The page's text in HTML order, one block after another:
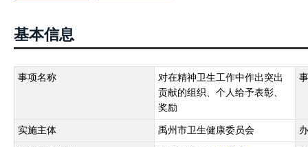
基本信息
事项名称
对在精神卫生工作中作出突出
贡献的组织、个人给予表彰、
奖励
实施主体 禹州市卫生健康委员会